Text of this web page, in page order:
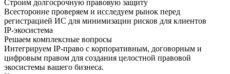
Строим долгосрочную правовую защиту
Всесторонне проверяем и исследуем рынок перед
регистрацией ИС для минимизации рисков для клиентов
IP-экосистема
Решаем комплексные вопросы
Интегрируем IP-право с корпоративным, договорным и
цифровым правом для создания целостной правовой
экосистемы вашего бизнеса.